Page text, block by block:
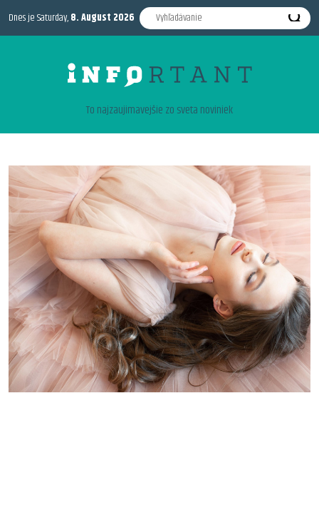
Dnes je Saturday,8. August 2026
To najzaujimavejšie zo sveta noviniek